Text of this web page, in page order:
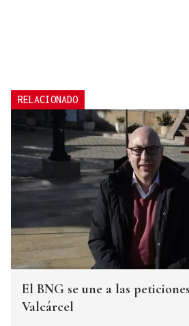
RELACIONADO
El BNG se une a las
Valcárcel